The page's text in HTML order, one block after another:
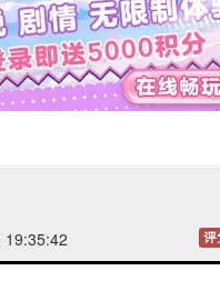
19:35:42 评